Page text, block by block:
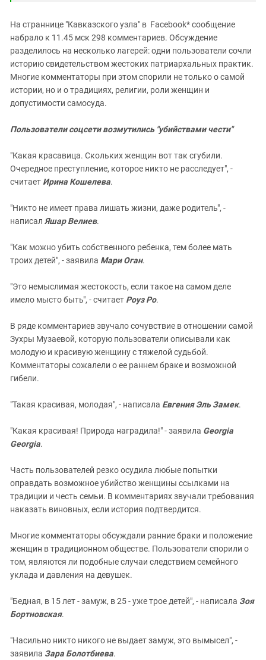
На страннице "Кавказского узла" в Facebook* сообщение
набрало к 11.45 мск 298 комментариев. Обсуждение
разделилось на несколько лагерей: одни пользователи сочли
историю свидетельством жестоких патриархальных практик.
Многие комментаторы при этом спорили не только о самой
истории, но и о традициях, религии, роли женщин и
допустимости самосуда.
Пользователи соцсети возмутились "убийствами чести"
"Какая красавица. Скольких женщин вот так сгубили.
Очередное преступление, которое никто не расследует", -
считает Ирина Кошелева.
"Никто не имеет права лишать жизни, даже родитель", -
написал Яшар Велиев.
"Как можно убить собственного ребенка, тем более мать
троих детей", - заявила Мари Оган.
"Это немыслимая жестокость, если такое на самом деле
имело мысто быть", - считает Роуз Ро.
В ряде комментариев звучало сочувствие в отношении самой
Зухры Музаевой, которую пользователи описывали как
молодую и красивую женщину с тяжелой судьбой.
Комментаторы сожалели о ее раннем браке и возможной
гибели.
"Такая красивая, молодая", - написала Евгения Эль Замек.
"Какая красивая! Природа наградила!" - заявила Georgia
Georgia.
Часть пользователей резко осудила любые попытки
оправдать возможное убийство женщины ссылками на
традиции и честь семьи. В комментариях звучали требования
наказать виновных, если история подтвердится.
Многие комментаторы обсуждали ранние браки и положение
женщин в традиционном обществе. Пользователи спорили о
том, являются ли подобные случаи следствием семейного
уклада и давления на девушек.
"Бедная, в 15 лет - замуж, в 25 - уже трое детей", - написала Зоя
Бортновская.
"Насильно никто никого не выдает замуж, это вымысел", -
заявила Зара Болотбиева.